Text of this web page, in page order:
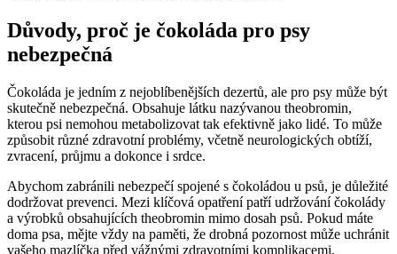
Důvody, proč je čokoláda pro psy
nebezpečná
Čokoláda je jedním z nejoblíbenějších dezertů, ale pro psy může být
skutečně nebezpečná. Obsahuje látku nazývanou theobromin,
kterou psi nemohou metabolizovat tak efektivně jako lidé. To může
způsobit různé zdravotní problémy, včetně neurologických obtíží,
zvracení, průjmu a dokonce i srdce.
Abychom zabránili nebezpečí spojené s čokoládou u psů, je důležité
dodržovat prevenci. Mezi klíčová opatření patří udržování čokolády
a výrobků obsahujících theobromin mimo dosah psů. Pokud máte
doma psa, mějte vždy na paměti, že drobná pozornost může uchránit
vašeho mazlíčka před vážnými zdravotními komplikacemi.